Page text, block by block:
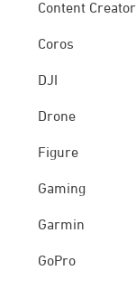
Content Creator
Coros
DJI
Drone
Figure
Gaming
Garmin
GoPro